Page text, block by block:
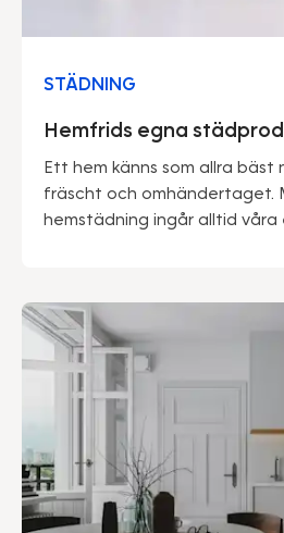
STÄDNING
Hemfrids egna
Ett hem känns som allra bäst
fräscht och omhändertaget.
hemstädning ingår alltid